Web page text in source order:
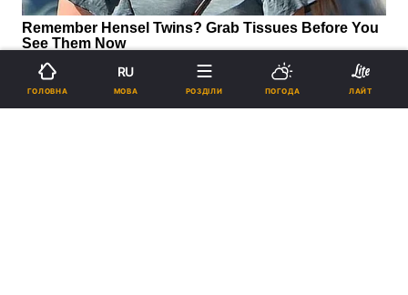
ГОЛОВНА
RU
МОВА РОЗДІЛИ ПОГОДА ЛАЙТ